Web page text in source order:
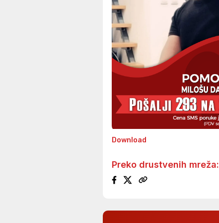
Download
Preko drustvenih mreža: